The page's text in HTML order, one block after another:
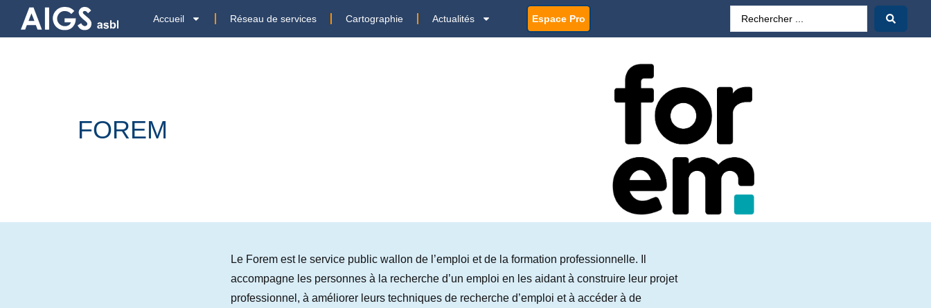
Accueil Réseau de services Cartographie Actualités Espace Pro
FOREM
Le Forem est le service public wallon de l’emploi et de la formation professionnelle. Il
accompagne les personnes à la recherche d’un emploi en les aidant à construire leur projet
professionnel, à améliorer leurs techniques de recherche d’emploi et à accéder à de